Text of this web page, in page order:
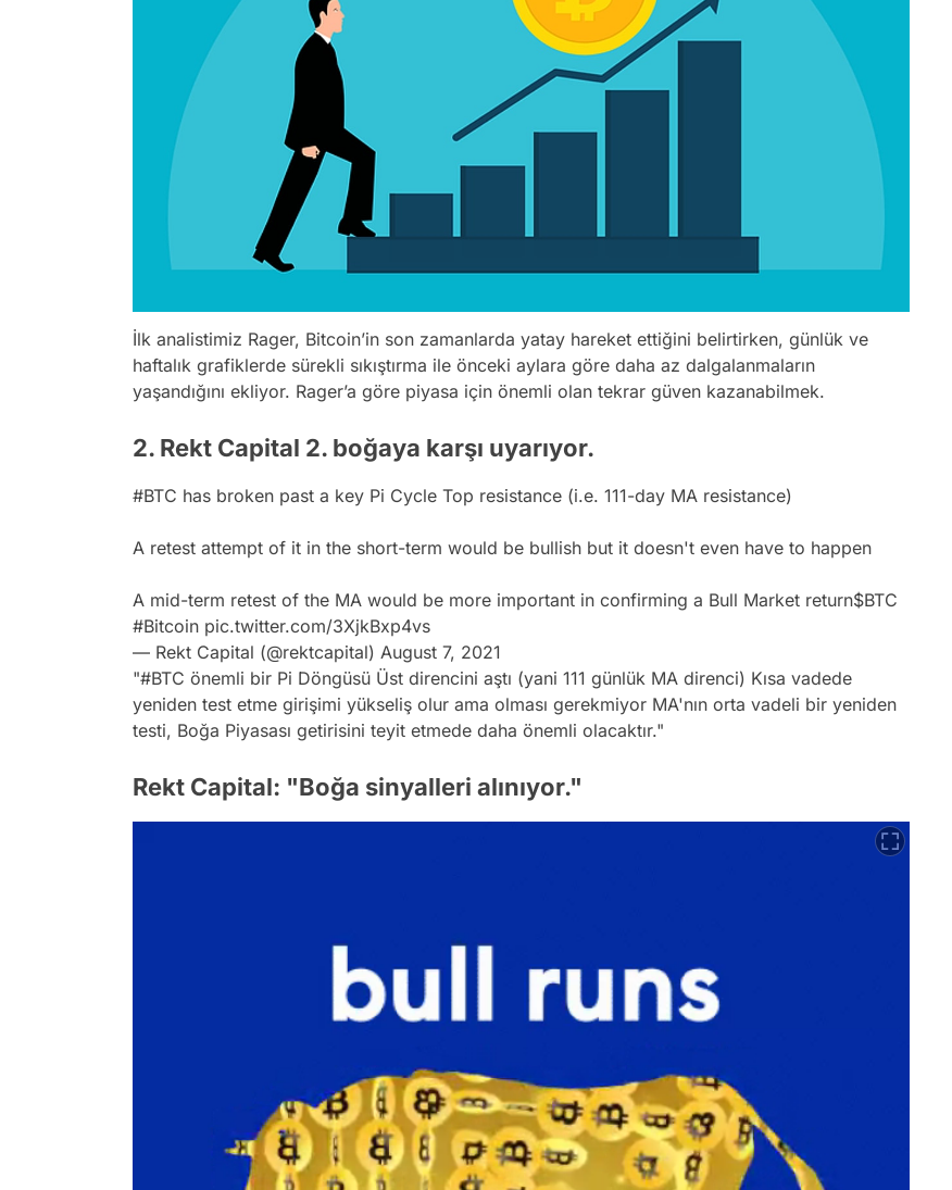
İlk analistimiz Rager, Bitcoin’in son zamanlarda yatay hareket ettiğini belirtirken, günlük ve
haftalık grafiklerde sürekli sıkıştırma ile önceki aylara göre daha az dalgalanmaların
yaşandığını ekliyor. Rager’a göre piyasa için önemli olan tekrar güven kazanabilmek.
2. Rekt Capital 2. boğaya karşı uyarıyor.
#BTC has broken past a key Pi Cycle Top resistance (i.e. 111-day MA resistance)
A retest attempt of it in the short-term would be bullish but it doesn't even have to happen
A mid-term retest of the MA would be more important in confirming a Bull Market return$BTC
#Bitcoin pic.twitter.com/3XjkBxp4vs
— Rekt Capital (@rektcapital) August 7, 2021
"#BTC önemli bir Pi Döngüsü Üst direncini aştı (yani 111 günlük MA direnci) Kısa vadede
yeniden test etme girişimi yükseliş olur ama olması gerekmiyor MA'nın orta vadeli bir yeniden
testi, Boğa Piyasası getirisini teyit etmede daha önemli olacaktır."
Rekt Capital: "Boğa sinyalleri alınıyor."